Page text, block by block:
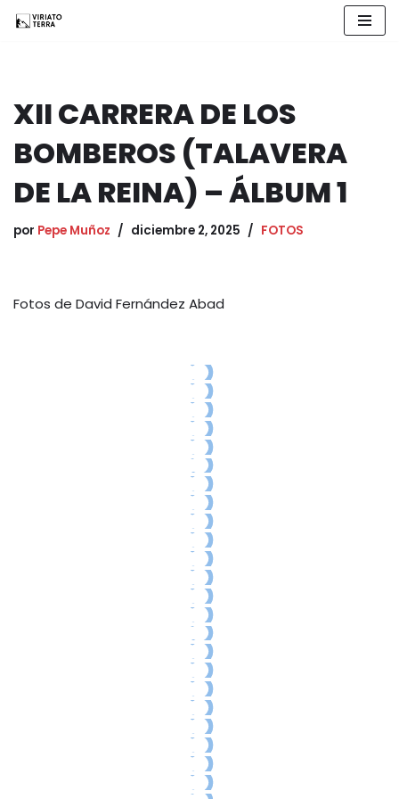
XII CARRERA DE LOS
BOMBEROS (TALAVERA
DE LA REINA) – ÁLBUM 1
por Pepe Muñoz diciembre 2, 2025 FOTOS
Fotos de David Fernández Abad